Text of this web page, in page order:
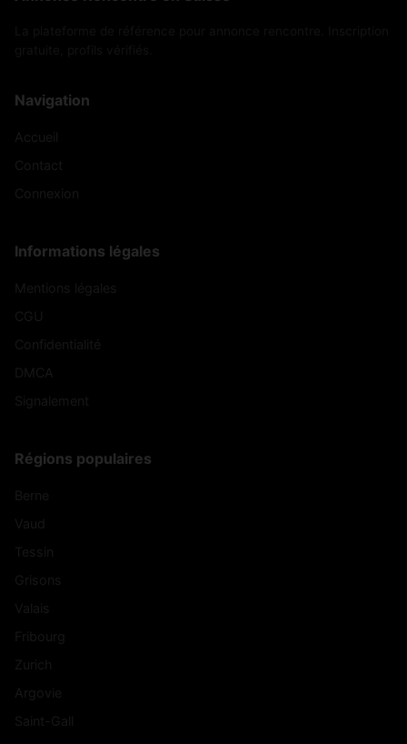
Navigation
Informations légales
Régions populaires